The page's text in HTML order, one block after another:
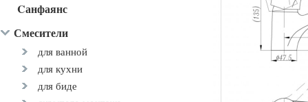
Cанфаянс
Смесители
для ванной
для кухни
для биде